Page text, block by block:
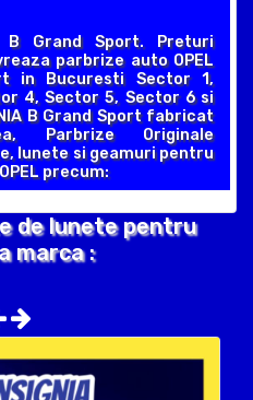
B Grand Sport. Preturi
parbrize auto OPEL
in Bucuresti Sector 1,
4, Sector 5, Sector 6 si
B Grand Sport fabricat
Parbrize Originale
lunete si geamuri pentru
precum:
de lunete pentru
marca :